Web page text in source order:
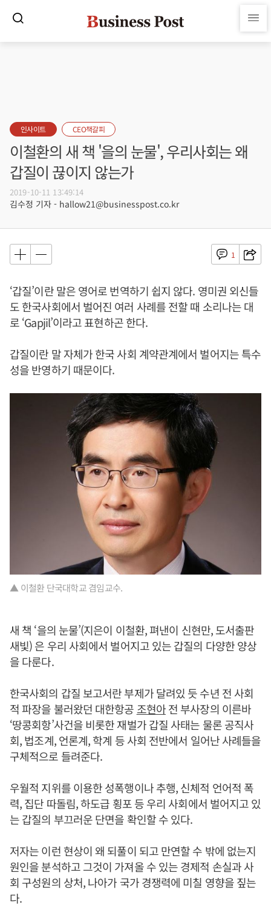
인사이트 CEO책갈피
이철환의 새 책 '을의 눈물', 우리사회는 왜
갑질이 끊이지 않는가
2019-10-11 13:49:14
김수정 기자 - hallow21@businesspost.co.kr
1
‘갑질’이란 말은 영어로 번역하기 쉽지 않다. 영미권 외신들
도 한국사회에서 벌어진 여러 사례를 전할 때 소리나는 대
로 ‘Gapjil’이라고 표현하곤 한다.
갑질이란 말 자체가 한국 사회 계약관계에서 벌어지는 특수
성을 반영하기 때문이다.
▲ 이철환 단국대학교 겸임교수.
새 책 ‘을의 눈물’(지은이 이철환, 펴낸이 신현만, 도서출판
새빛) 은 우리 사회에서 벌어지고 있는 갑질의 다양한 양상
을 다룬다.
한국사회의 갑질 보고서란 부제가 달려있 듯 수년 전 사회
적 파장을 불러왔던 대한항공 조현아전 부사장의 이른바
‘땅콩회항’사건을 비롯한 재벌가 갑질 사태는 물론 공직사
회, 법조계, 언론계, 학계 등 사회 전반에서 일어난 사례들을
구체적으로 들려준다.
우월적 지위를 이용한 성폭행이나 추행, 신체적 언어적 폭
력, 집단 따돌림, 하도급 횡포 등 우리 사회에서 벌어지고 있
는 갑질의 부끄러운 단면을 확인할 수 있다.
저자는 이런 현상이 왜 되풀이 되고 만연할 수 밖에 없는지
원인을 분석하고 그것이 가져올 수 있는 경제적 손실과 사
회 구성원의 상처, 나아가 국가 경쟁력에 미칠 영향을 짚는
다.